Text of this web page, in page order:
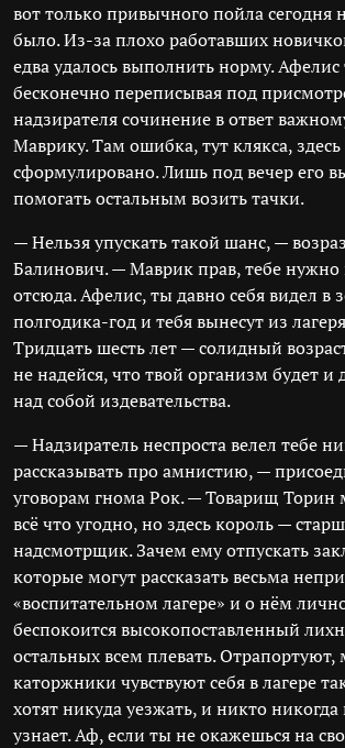
вот только привычного пойла сегодня
было. Из-за плохо работавших
едва удалось выполнить норму. Афелис
бесконечно переписывая под
надзирателя сочинение в ответ
Маврику. Там ошибка, тут клякса,
сформулировано. Лишь под вечер его
помогать остальным возить тачки.
— Нельзя упускать такой шанс, —
Балинович. — Маврик прав, тебе нужно
отсюда. Афелис, ты давно себя видел в
полгодика-год и тебя вынесут из
Тридцать шесть лет — солидный
не надейся, что твой организм будет
над собой издевательства.
— Надзиратель неспроста велел тебе
рассказывать про амнистию, —
уговорам гнома Рок. — Товарищ Торин
всё что угодно, но здесь король —
надсмотрщик. Зачем ему отпускать
которые могут рассказать весьма
«воспитательном лагере» и о нём
беспокоится высокопоставленный
остальных всем плевать. Отрапортуют,
каторжники чувствуют себя в лагере
хотят никуда уезжать, и никто никогда
узнает. Аф, если ты не окажешься на